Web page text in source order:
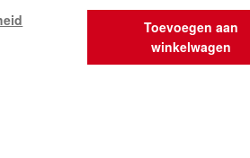
Toevoegen aan
winkelwagen